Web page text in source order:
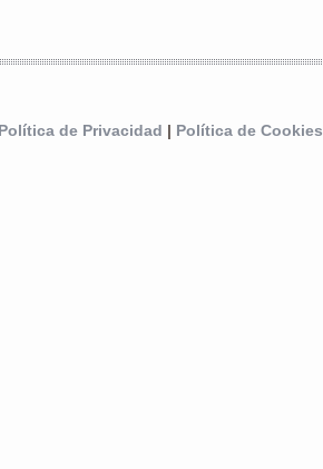
Política de Privacidad Política de Cookies